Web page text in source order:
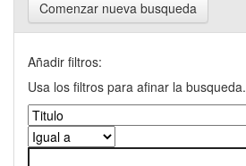
Comenzar nueva busqueda
Añadir filtros:
Usa los filtros para afinar la busqueda.